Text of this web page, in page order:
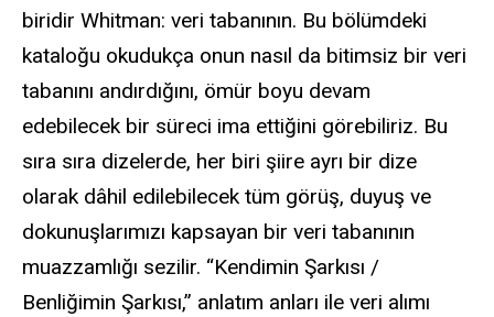
biridir Whitman: veri tabanının. Bu bölümdeki
kataloğu okudukça onun nasıl da bitimsiz bir veri
tabanını andırdığını, ömür boyu devam
edebilecek bir süreci ima ettiğini görebiliriz. Bu
sıra sıra dizelerde, her biri şiire ayrı bir dize
olarak dâhil edilebilecek tüm görüş, duyuş ve
dokunuşlarımızı kapsayan bir veri tabanının
muazzamlığı sezilir. “Kendimin Şarkısı /
Benliğimin Şarkısı,” anlatım anları ile veri alımı